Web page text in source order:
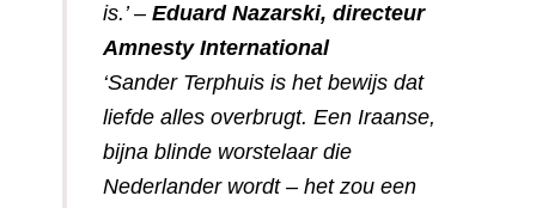
is.’ –Eduard Nazarski, directeur
Amnesty International
‘Sander Terphuis is het bewijs dat
liefde alles overbrugt. Een Iraanse,
bijna blinde worstelaar die
Nederlander wordt – het zou een